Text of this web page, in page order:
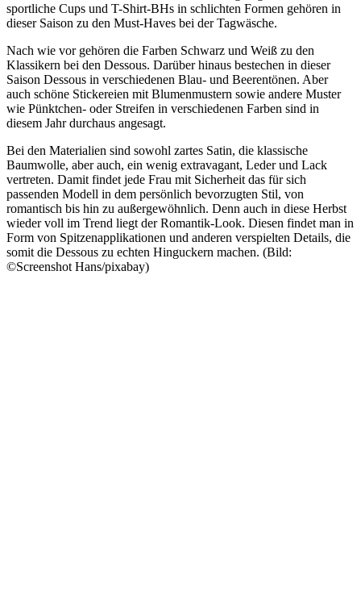
sportliche Cups und T-Shirt-BHs in schlichten Formen gehören in
dieser Saison zu den Must-Haves bei der Tagwäsche.
Nach wie vor gehören die Farben Schwarz und Weiß zu den
Klassikern bei den Dessous. Darüber hinaus bestechen in dieser
Saison Dessous in verschiedenen Blau- und Beerentönen. Aber
auch schöne Stickereien mit Blumenmustern sowie andere Muster
wie Pünktchen- oder Streifen in verschiedenen Farben sind in
diesem Jahr durchaus angesagt.
Bei den Materialien sind sowohl zartes Satin, die klassische
Baumwolle, aber auch, ein wenig extravagant, Leder und Lack
vertreten. Damit findet jede Frau mit Sicherheit das für sich
passenden Modell in dem persönlich bevorzugten Stil, von
romantisch bis hin zu außergewöhnlich. Denn auch in diese Herbst
wieder voll im Trend liegt der Romantik-Look. Diesen findet man in
Form von Spitzenapplikationen und anderen verspielten Details, die
somit die Dessous zu echten Hinguckern machen. (Bild:
©Screenshot Hans/pixabay)